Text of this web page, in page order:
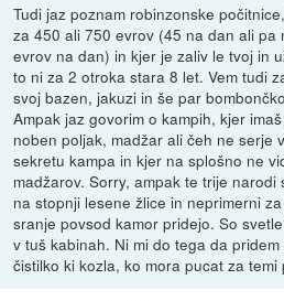
Tudi jaz poznam robinzonske
za 450 ali 750 evrov (45 na dan ali pa
evrov na dan) in kjer je zaliv le tvoj in
to ni za 2 otroka stara 8 let. Vem tudi
svoj bazen, jakuzi in še par
Ampak jaz govorim o kampih, kjer
noben poljak, madžar ali čeh ne serje
sekretu kampa in kjer na splošno ne
madžarov. Sorry, ampak te trije
na stopnji lesene žlice in neprimerni
sranje povsod kamor pridejo. So
v tuš kabinah. Ni mi do tega da
čistilko ki kozla, ko mora pucat za temi